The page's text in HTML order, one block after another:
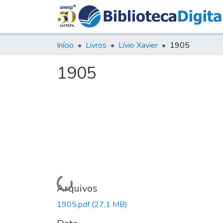
Início Livros Lívio Xavier 1905
1905
Carregando...
Arquivos
1905.pdf(27,1 MB)